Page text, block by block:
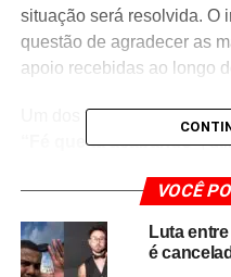
situação será resolvida. O
questão de agradecer as
apoio recebidas ao longo
Um dos trechos que mais
“Fé que tá acabando”,
está próximo do fim. A
entre fãs, que voltaram a
redes sociais.
VOCÊ
Luta
é